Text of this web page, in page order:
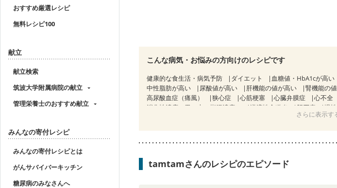
おすすめ厳選レシピ
無料レシピ100
献立
献立検索
筑波大学附属病院の献立
管理栄養士のおすすめ献立
みんなの寄付レシピ
みんなの寄付レシピとは
がんサバイバーキッチン
糖尿病のみなさんへ
こんな病気・お悩みの方向けのレシピです
健康的な食生活・病気予防 ダイエット 血糖値・HbA1cが高い
中性脂肪が高い
尿酸値が高い 肝機能の値が高い 腎機能の
高尿酸血症（痛風）
狭心症 心筋梗塞 心臓弁膜症 心不全
消化性潰瘍（胃・十二指腸潰瘍）
逆流性食道炎 胆石症 慢
過敏性腸症候
乳がん（放射線治療中）
乳がん治療を終えた方・経過観察中の
大腸がん（放射線治療中）
食欲がない 消化不良
さらに表示す
tamtamさんのレシピのエピソード